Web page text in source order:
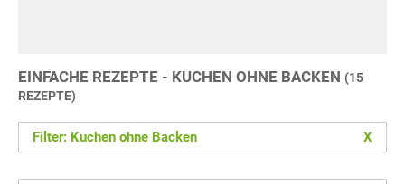
EINFACHE REZEPTE - KUCHEN OHNE BACKEN (15
REZEPTE)
Filter: Kuchen ohne Backen X